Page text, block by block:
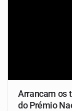
Arrancam os
do Prémio